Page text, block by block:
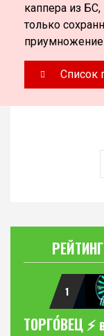
каппера из
только
приумножение
Список
1
ТОРГО́ВЕЦ ⚡️